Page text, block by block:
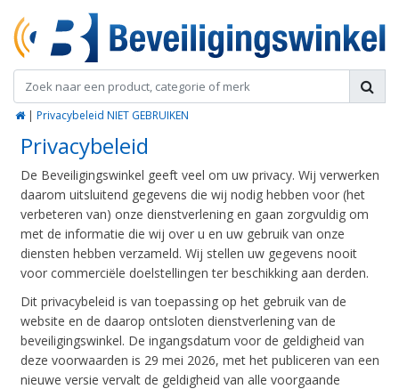
| Privacybeleid NIET GEBRUIKEN
Privacybeleid
De Beveiligingswinkel geeft veel om uw privacy. Wij verwerken
daarom uitsluitend gegevens die wij nodig hebben voor (het
verbeteren van) onze dienstverlening en gaan zorgvuldig om
met de informatie die wij over u en uw gebruik van onze
diensten hebben verzameld. Wij stellen uw gegevens nooit
voor commerciële doelstellingen ter beschikking aan derden.
Dit privacybeleid is van toepassing op het gebruik van de
website en de daarop ontsloten dienstverlening van de
beveiligingswinkel. De ingangsdatum voor de geldigheid van
deze voorwaarden is 29 mei 2026, met het publiceren van een
nieuwe versie vervalt de geldigheid van alle voorgaande